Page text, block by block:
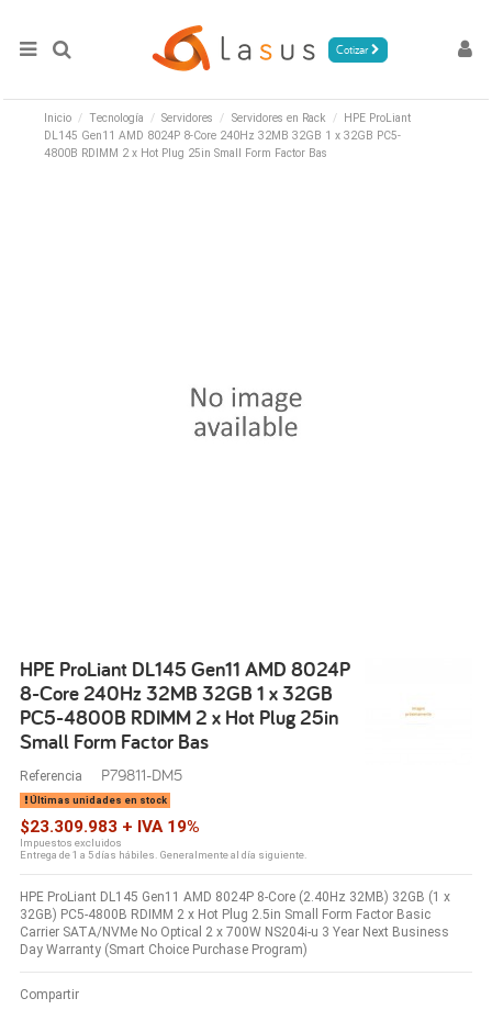
Cotizar
Inicio Tecnología Servidores Servidores en Rack
HPE ProLiant
DL145 Gen11 AMD 8024P 8-Core 240Hz 32MB 32GB 1 x 32GB PC5-
4800B RDIMM 2 x Hot Plug 25in Small Form Factor Bas
HPE ProLiant DL145 Gen11 AMD 8024P
8-Core 240Hz 32MB 32GB 1 x 32GB
PC5-4800B RDIMM 2 x Hot Plug 25in
Small Form Factor Bas
Referencia P79811-DM5
Últimas unidades en stock
$23.309.983 + IVA 19%
Impuestos excluidos
Entrega de 1 a 5 días hábiles. Generalmente al día siguiente.
HPE ProLiant DL145 Gen11 AMD 8024P 8-Core (2.40Hz 32MB) 32GB (1 x
32GB) PC5-4800B RDIMM 2 x Hot Plug 2.5in Small Form Factor Basic
Carrier SATA/NVMe No Optical 2 x 700W NS204i-u 3 Year Next Business
Day Warranty (Smart Choice Purchase Program)
Compartir